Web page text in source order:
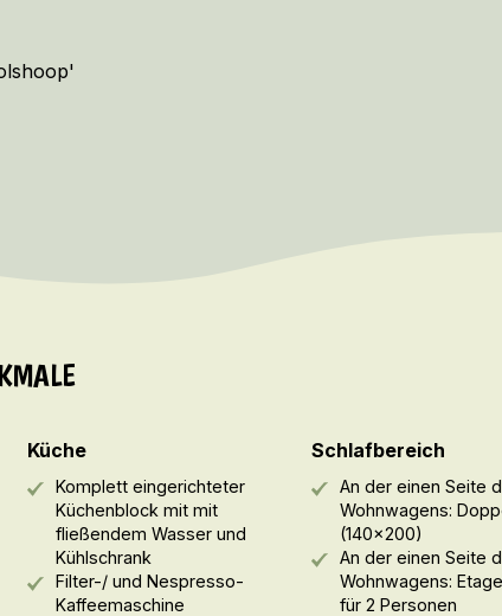
Küche
Komplett eingerichteter
Küchenblock mit mit
fließendem Wasser und
Kühlschrank
Filter-/ und Nespresso-
Kaffeemaschine
Schlafbereich
An der einen Seite
Wohnwagens:
(140x200)
An der einen Seite
Wohnwagens:
für 2 Personen